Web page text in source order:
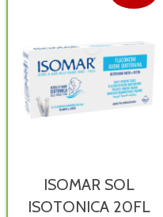
ISOMAR SOL
ISOTONICA 20FL